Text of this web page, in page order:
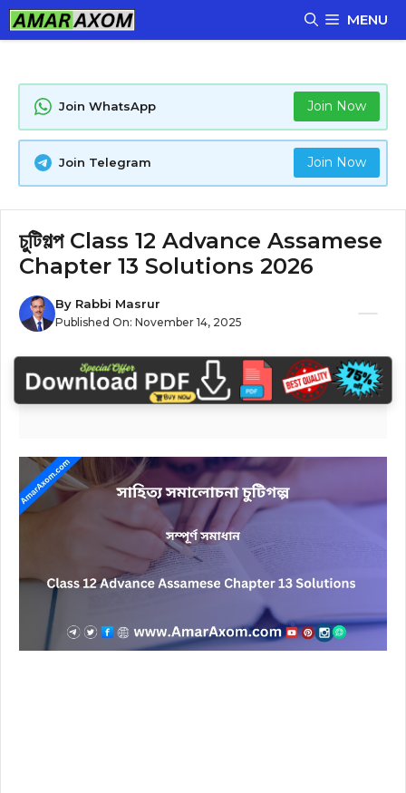
Skip
to
MENU
Join WhatsApp Join Now
Join Telegram Join Now
চুটিগল্প Class 12 Advance Assamese
Chapter 13 Solutions 2026
By Rabbi Masrur
Published On: November 14, 2025